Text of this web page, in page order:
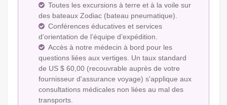
Toutes les excursions à terre et à la voile sur
des bateaux Zodiac (bateau pneumatique).
Conférences éducatives et services
d’orientation de l’équipe d’expédition.
Accès à notre médecin à bord pour les
questions liées aux vertiges. Un taux standard
de US $ 60,00 (recouvrable auprès de votre
fournisseur d'assurance voyage) s'applique aux
consultations médicales non liées au mal des
transports.